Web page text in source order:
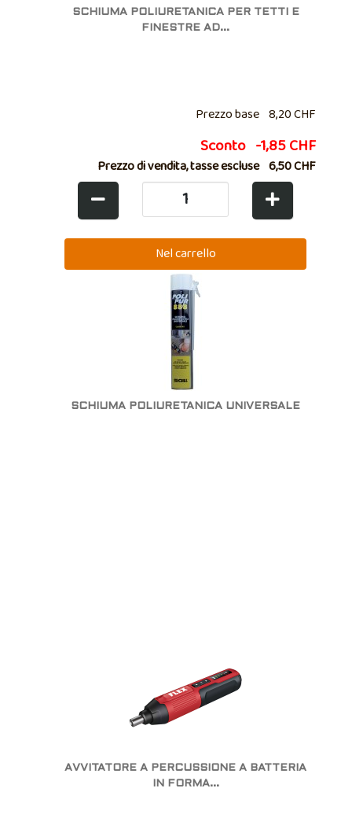
SCHIUMA POLIURETANICA PER TETTI E
FINESTRE AD...
Prezzo base 8,20 CHF
Sconto -1,85 CHF
Prezzo di vendita, tasse escluse 6,50 CHF
SCHIUMA POLIURETANICA UNIVERSALE
AVVITATORE A PERCUSSIONE A BATTERIA
IN FORMA...